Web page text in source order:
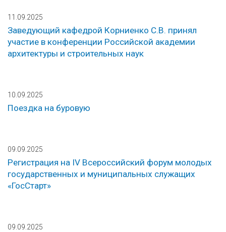
11.09.2025
Заведующий кафедрой Корниенко С.В. принял
участие в конференции Российской академии
архитектуры и строительных наук
10.09.2025
Поездка на буровую
09.09.2025
Регистрация на IV Всероссийский форум молодых
государственных и муниципальных служащих
«ГосСтарт»
09.09.2025